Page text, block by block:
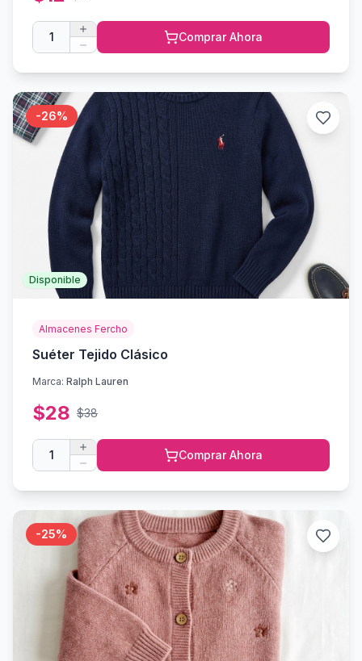
1 Comprar Ahora
-26%
Disponible
Almacenes Fercho
Suéter Tejido Clásico
Marca: Ralph Lauren
$28 $38
1 Comprar Ahora
-25%